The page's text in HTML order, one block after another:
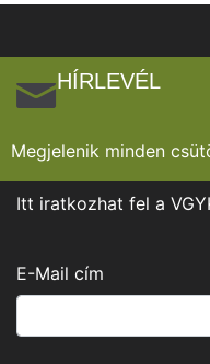
HÍRLEVÉL
Megjelenik minden
Itt iratkozhat fel a
E-Mail cím